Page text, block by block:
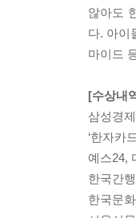
않아도
다. 아이
마이드
[수상내
삼성경
‘한자카
예스24,
한국간
한국문